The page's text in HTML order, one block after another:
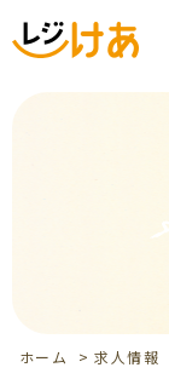
ホーム >求人情報